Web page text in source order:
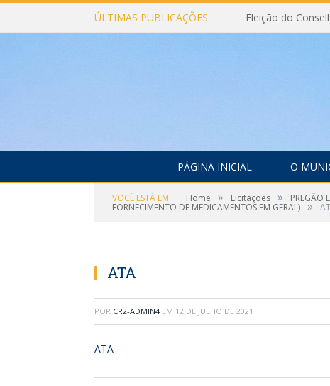
ÚLTIMAS PUBLICAÇÕES:
PÁGINA INICIAL O
VOCÊ ESTÁ EM: Home » Licitações » PREGÃO
FORNECIMENTO DE MEDICAMENTOS EM GERAL) »
ATA
POR CR2-ADMIN4 EM 12 DE JULHO DE 2021
ATA